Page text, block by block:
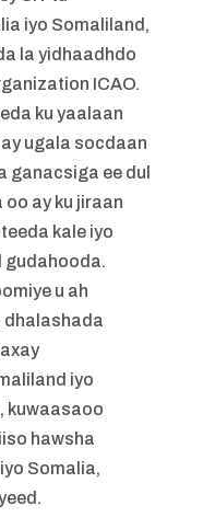
iyo Somaliland,
la yidhaadhdo
ICAO.
ku yaalaan
ugala socdaan
ee dul
ay ku jiraan
kale iyo
gudahooda.
u ah
dhalashada
iyo
kuwaasaoo
hawsha
Somalia,